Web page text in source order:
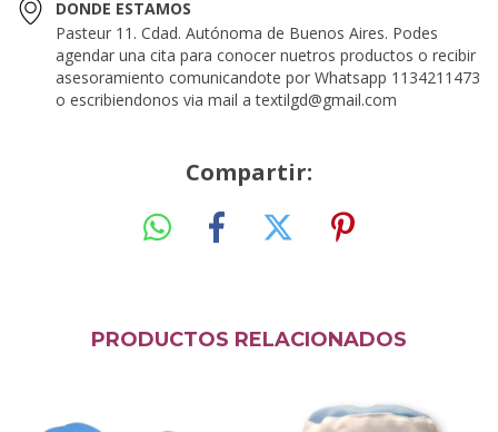
DONDE ESTAMOS
Pasteur 11. Cdad. Autónoma de Buenos Aires. Podes
agendar una cita para conocer nuetros productos o recibir
asesoramiento comunicandote por Whatsapp 1134211473
o escribiendonos via mail atextilgd@gmail.com
Compartir:
PRODUCTOS RELACIONADOS